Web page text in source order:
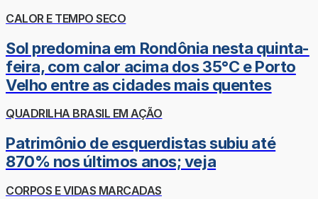
CALOR E TEMPO SECO
Sol predomina em Rondônia nesta quinta-
feira, com calor acima dos 35°C e Porto
Velho entre as cidades mais quentes
QUADRILHA BRASIL EM AÇÃO
Patrimônio de esquerdistas subiu até
870% nos últimos anos; veja
CORPOS E VIDAS MARCADAS